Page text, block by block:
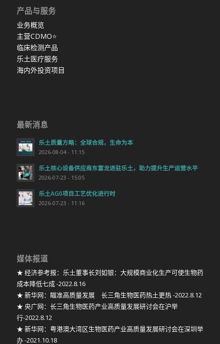
产品与服务
业务概览
主营CDMO⭐
临床检测产品
乐土医疗服务
海内外投资项目
最新消息
乐土质量方略：全球合规，生命为本
2026-08-04 - 11:15
乐土核心设备供应商东富龙进驻乐土，助力提升生产运营水平
2026-07-23 - 15:05
乐土AG0项目工艺优化进行时
2026-07-23 - 11:16
媒体报道
★ 经济参考报：乐土董事长刘如银：大规模商业化生产可使生物药
成本降低七成 -2022.8.16
★ 新华网：瞄准高质量发展 长三角生物医药热土更热 -2022.8.12
★ 央广网：长三角生物医药产业高质量发展研讨会在沪举
行-2022.8.12
★ 新华网：粤港澳大湾区生物医药产业高质量发展研讨会在深圳举
办 -2021.10.18